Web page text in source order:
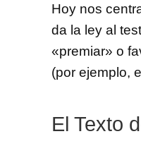
Hoy nos
da la ley al
«premiar» o
(por ejemplo,
El Texto